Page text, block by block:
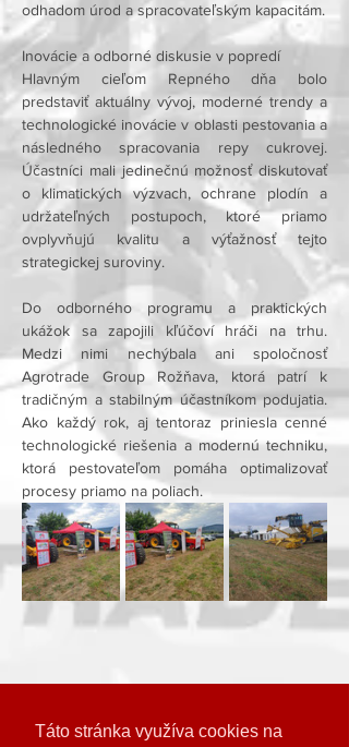
Táto stránka využíva cookies na
odhadom úrod a spracovateľským kapacitám.
Inovácie a odborné diskusie v popredí
Hlavným cieľom Repného dňa bolo
predstaviť aktuálny vývoj, moderné trendy a
technologické inovácie v oblasti pestovania a
následného spracovania repy cukrovej.
Účastníci mali jedinečnú možnosť diskutovať
o klimatických výzvach, ochrane plodín a
udržateľných postupoch, ktoré priamo
ovplyvňujú kvalitu a výťažnosť tejto
strategickej suroviny.
Do odborného programu a praktických
ukážok sa zapojili kľúčoví hráči na trhu.
Medzi nimi nechýbala ani spoločnosť
Agrotrade Group Rožňava, ktorá patrí k
tradičným a stabilným účastníkom podujatia.
Ako každý rok, aj tentoraz priniesla cenné
technologické riešenia a modernú techniku,
ktorá pestovateľom pomáha optimalizovať
procesy priamo na poliach.